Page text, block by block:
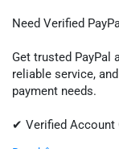
Need Verified
Get trusted
reliable service,
payment needs.
✔ Verified Account